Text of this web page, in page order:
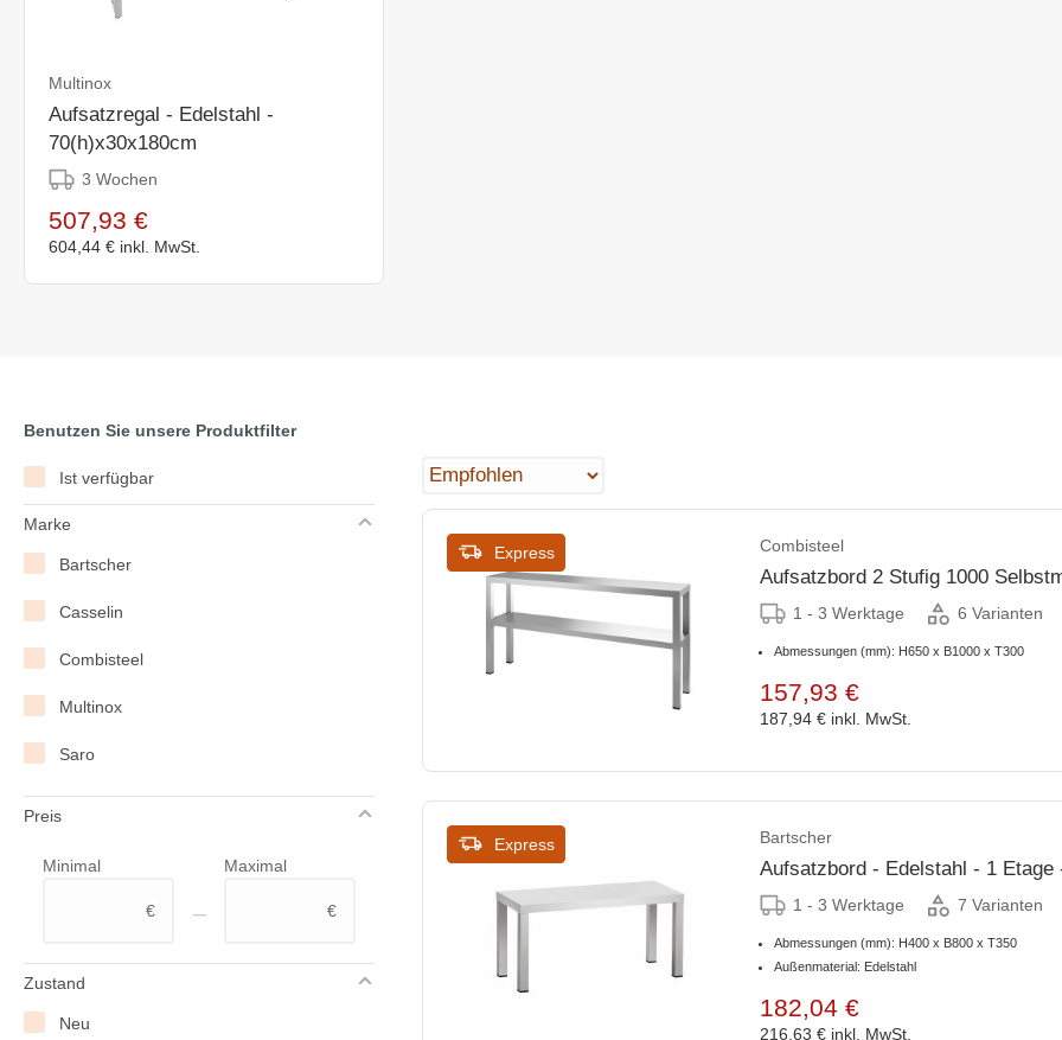
Multinox
Aufsatzregal - Edelstahl -
70(h)x30x180cm
3 Wochen
507,93 €
604,44 € inkl. MwSt.
Benutzen Sie unsere Produktfilter
Ist verfügbar
Marke
Bartscher
Casselin
Combisteel
Multinox
Saro
Preis
Minimal
€ –
Maximal
€
Zustand
Neu
Express Combisteel
Aufsatzbord 2 Stufig 1000
1 - 3 Werktage 6 Varianten
Abmessungen (mm): H650 x B1000 x T300
157,93 €
187,94 € inkl. MwSt.
Express Bartscher
Aufsatzbord - Edelstahl - 1
1 - 3 Werktage 7 Varianten
Abmessungen (mm): H400 x B800 x T350
Außenmaterial: Edelstahl
182,04 €
216,63 € inkl. MwSt.